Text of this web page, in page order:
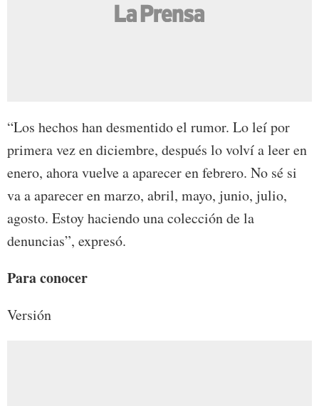
“Los hechos han desmentido el rumor. Lo leí por
primera vez en diciembre, después lo volví a leer en
enero, ahora vuelve a aparecer en febrero. No sé si
va a aparecer en marzo, abril, mayo, junio, julio,
agosto. Estoy haciendo una colección de la
denuncias”, expresó.
Para conocer
Versión